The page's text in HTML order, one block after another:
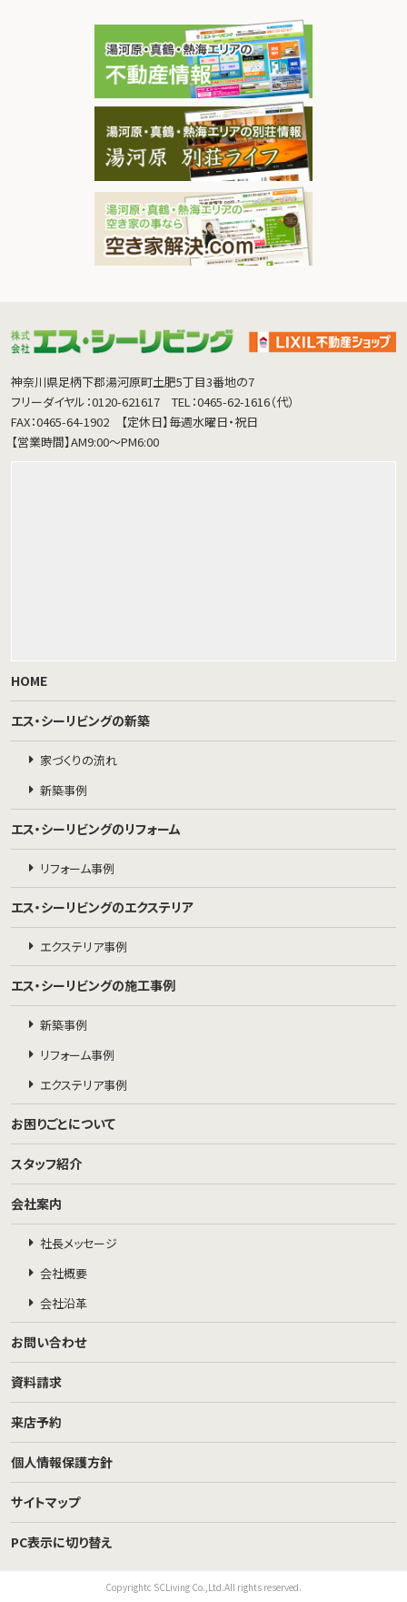
神奈川県足柄下郡湯河原町土肥5丁目3番地の7
フリーダイヤル：0120-621617
TEL：0465-62-1616（代）
FAX：0465-64-1902
【定休日】毎週水曜日・祝日
【営業時間】AM9:00～PM6:00
HOME
エス・シーリビングの新築
家づくりの流れ
新築事例
エス・シーリビングのリフォーム
リフォーム事例
エス・シーリビングのエクステリア
エクステリア事例
エス・シーリビングの施工事例
新築事例
リフォーム事例
エクステリア事例
お困りごとについて
スタッフ紹介
会社案内
社長メッセージ
会社概要
会社沿革
お問い合わせ
資料請求
来店予約
個人情報保護方針
サイトマップ
PC表示に切り替え
Copyrightc SCLiving Co.,Ltd.All rights reserved.